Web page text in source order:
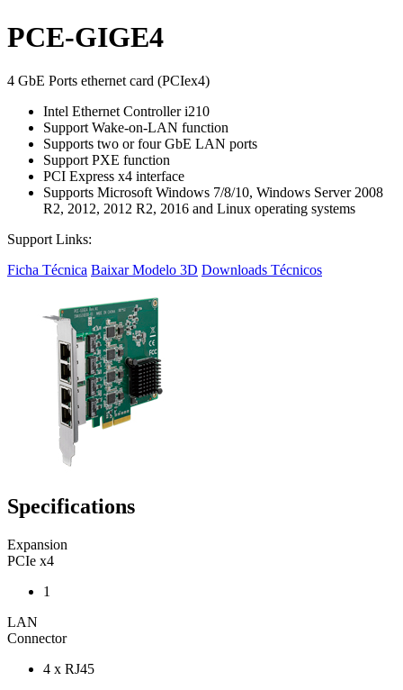
PCE-GIGE4
4 GbE Ports ethernet card (PCIex4)
Intel Ethernet Controller i210
Support Wake-on-LAN function
Supports two or four GbE LAN ports
Support PXE function
PCI Express x4 interface
Supports Microsoft Windows 7/8/10, Windows Server 2008
R2, 2012, 2012 R2, 2016 and Linux operating systems
Support Links:
Ficha Técnica Baixar Modelo 3D Downloads Técnicos
Specifications
Expansion
PCIe x4
1
LAN
Connector
4 x RJ45